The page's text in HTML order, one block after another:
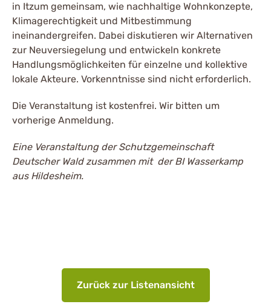
in Itzum gemeinsam, wie nachhaltige Wohnkonzepte,
Klimagerechtigkeit und Mitbestimmung
ineinandergreifen. Dabei diskutieren wir Alternativen
zur Neuversiegelung und entwickeln konkrete
Handlungsmöglichkeiten für einzelne und kollektive
lokale Akteure. Vorkenntnisse sind nicht erforderlich.
Die Veranstaltung ist kostenfrei. Wir bitten um
vorherige Anmeldung.
Eine Veranstaltung der Schutzgemeinschaft
Deutscher Wald zusammen mit der BI Wasserkamp
aus Hildesheim.
Zurück zur Listenansicht